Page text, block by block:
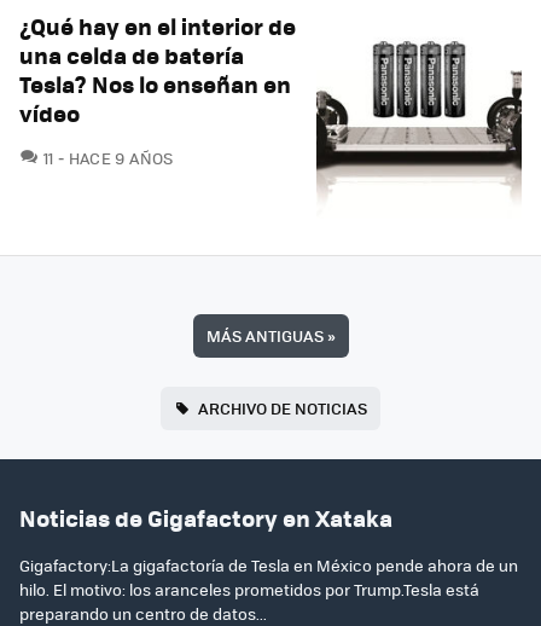
¿Qué hay en el interior de
una celda de batería
Tesla? Nos lo enseñan en
vídeo
11 COMENTARIOS
HACE 9 AÑOS
MÁS ANTIGUAS»
ARCHIVO DE NOTICIAS
Noticias de Gigafactory en Xataka
Gigafactory:La gigafactoría de Tesla en México pende ahora de un
hilo. El motivo: los aranceles prometidos por Trump.Tesla está
preparando un centro de datos...